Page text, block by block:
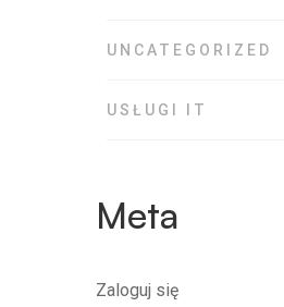
UNCATEGORIZED
USŁUGI IT
Meta
Zaloguj się